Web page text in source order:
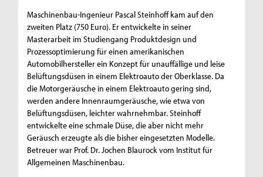
Maschinenbau-Ingenieur Pascal Steinhoff kam auf den
zweiten Platz (750 Euro). Er entwickelte in seiner
Masterarbeit im Studiengang Produktdesign und
Prozessoptimierung für einen amerikanischen
Automobilhersteller ein Konzept für unauffällige und leise
Belüftungsdüsen in einem Elektroauto der Oberklasse. Da
die Motorgeräusche in einem Elektroauto gering sind,
werden andere Innenraumgeräusche, wie etwa von
Belüftungsdüsen, leichter wahrnehmbar. Steinhoff
entwickelte eine schmale Düse, die aber nicht mehr
Geräusch erzeugte als die bisher eingesetzten Modelle.
Betreuer war Prof. Dr. Jochen Blaurock vom Institut für
Allgemeinen Maschinenbau.